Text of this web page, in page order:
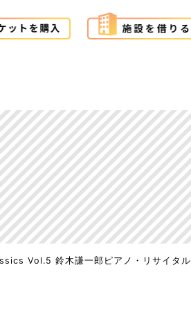
Vol.5 鈴木謙一郎ピアノ・リサイタル